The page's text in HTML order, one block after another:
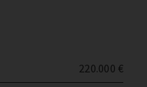
220.000 €